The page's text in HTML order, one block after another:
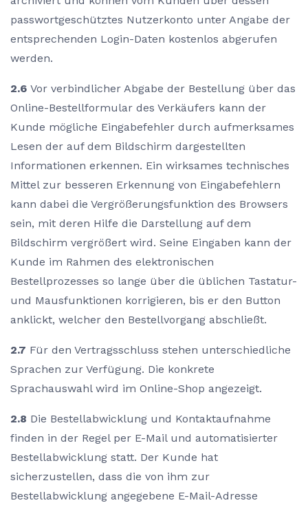
passwortgeschütztes Nutzerkonto unter Angabe der
entsprechenden Login-Daten kostenlos abgerufen
werden.
2.6 Vor verbindlicher Abgabe der Bestellung über das
Online-Bestellformular des Verkäufers kann der
Kunde mögliche Eingabefehler durch aufmerksames
Lesen der auf dem Bildschirm dargestellten
Informationen erkennen. Ein wirksames technisches
Mittel zur besseren Erkennung von Eingabefehlern
kann dabei die Vergrößerungsfunktion des Browsers
sein, mit deren Hilfe die Darstellung auf dem
Bildschirm vergrößert wird. Seine Eingaben kann der
Kunde im Rahmen des elektronischen
Bestellprozesses so lange über die üblichen Tastatur-
und Mausfunktionen korrigieren, bis er den Button
anklickt, welcher den Bestellvorgang abschließt.
2.7 Für den Vertragsschluss stehen unterschiedliche
Sprachen zur Verfügung. Die konkrete
Sprachauswahl wird im Online-Shop angezeigt.
2.8 Die Bestellabwicklung und Kontaktaufnahme
finden in der Regel per E-Mail und automatisierter
Bestellabwicklung statt. Der Kunde hat
sicherzustellen, dass die von ihm zur
Bestellabwicklung angegebene E-Mail-Adresse